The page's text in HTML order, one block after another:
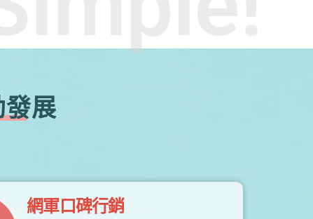
發展
網軍口碑行銷